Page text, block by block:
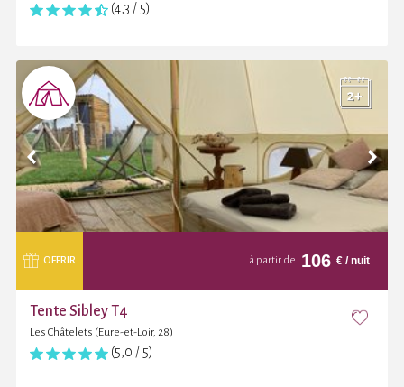
(4,3 / 5)
OFFRIR à partir de 106 € / nuit
Tente Sibley T4
Les Châtelets (Eure-et-Loir, 28)
(5,0 / 5)